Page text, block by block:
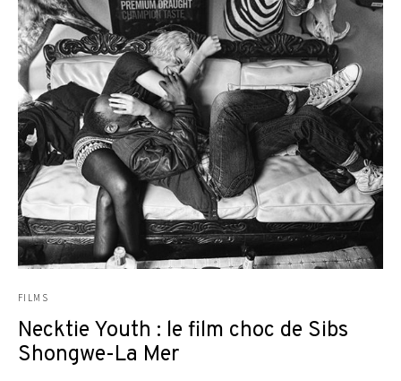
FILMS
Necktie Youth : le film choc de Sibs
Shongwe-La Mer